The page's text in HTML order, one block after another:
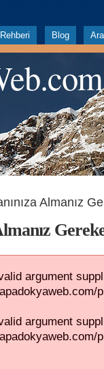
Blog Ara
Almanız
argument
argument